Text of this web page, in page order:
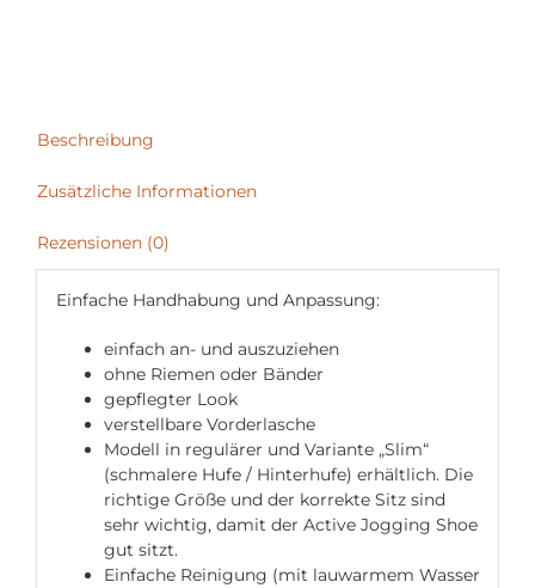
Beschreibung
Zusätzliche Informationen
Rezensionen (0)
Einfache Handhabung und Anpassung:
einfach an- und auszuziehen
ohne Riemen oder Bänder
gepflegter Look
verstellbare Vorderlasche
Modell in regulärer und Variante „Slim“
(schmalere Hufe / Hinterhufe) erhältlich. Die
richtige Größe und der korrekte Sitz sind
sehr wichtig, damit der Active Jogging Shoe
gut sitzt.
Einfache Reinigung (mit lauwarmem Wasser